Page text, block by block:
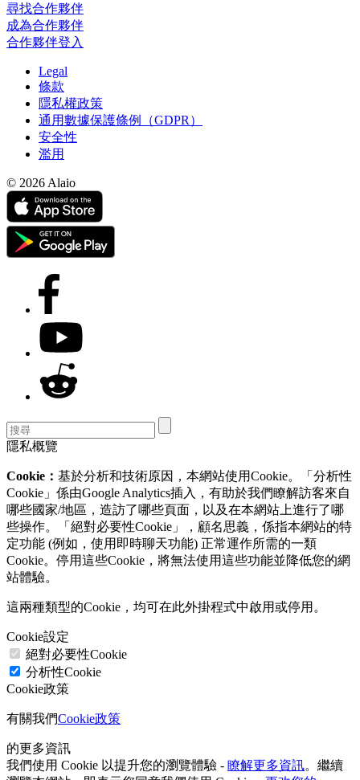
尋找合作夥伴
成為合作夥伴
合作夥伴登入
Legal
條款
隱私權政策
通用數據保護條例（GDPR）
安全性
濫用
© 2026 Alaio
隱私概覽
Cookie： 基於分析和技術原因，本網站使用Cookie。「分析性
Cookie」係由Google Analytics插入，有助於我們瞭解訪客來自
哪些國家/地區，造訪了哪些頁面，以及在本網站上進行了哪
些操作。「絕對必要性Cookie」，顧名思義，係指本網站的特
定功能 (例如，使用即時聊天功能) 正常運作所需的一類
Cookie。停用這些Cookie，將無法使用這些功能並降低您的網
站體驗。
這兩種類型的Cookie，均可在此外掛程式中啟用或停用。
Cookie設定
絕對必要性Cookie
分析性Cookie
Cookie政策
有關我們Cookie政策
的更多資訊
我們使用 Cookie 以提升您的瀏覽體驗 - 瞭解更多資訊。繼續